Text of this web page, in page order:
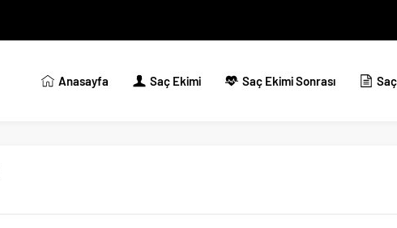
Anasayfa Saç Ekimi Saç Ekimi Sonrası